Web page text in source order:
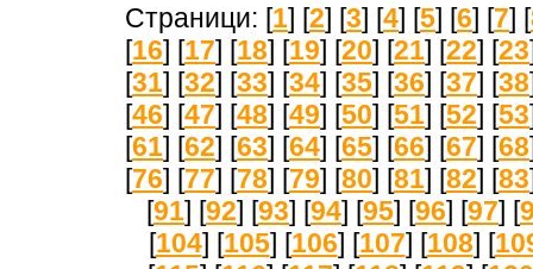
Страници: [1] [2] [3] [4] [5] [6] [7] [
[16] [17] [18] [19] [20] [21] [22] [23
[31] [32] [33] [34] [35] [36] [37] [38
[46] [47] [48] [49] [50] [51] [52] [53
[61] [62] [63] [64] [65] [66] [67] [68
[76] [77] [78] [79] [80] [81] [82] [83
[91] [92] [93] [94] [95] [96] [97] [
[104] [105] [106] [107] [108] [